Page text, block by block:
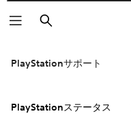
検
索
PlayStationサポート
PlayStationステータス